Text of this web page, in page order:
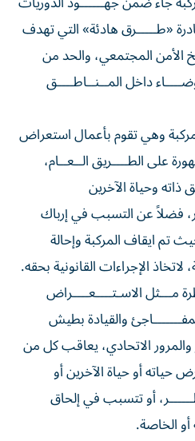
«طـــــرق هادئة» التي تهدف
الأمن المجتمعي، والحد من
داخل المــنــاطــــق
وهي تقوم بأعمال استعراض
على الطــــريق الــعــام،
ذاته وحياة الآخرين
فضلاً عن التسبب في إرباك
تم ايقاف المركبة وإحالة
الإجراءات القانونية بحقه.
الاسـتــــعــــراض
والقيادة بطيش
الاتحادي، يعاقب كل من
حياته أو حياة الآخرين أو
أو تتسبب في إلحاق
أو الخاصة.